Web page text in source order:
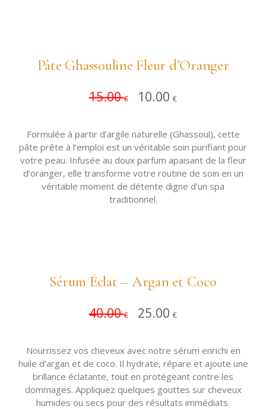
Pâte Ghassouline Fleur d’Oranger
15.00€ 10.00€
Formulée à partir d’argile naturelle (Ghassoul), cette
pâte prête à l’emploi est un véritable soin purifiant pour
votre peau. Infusée au doux parfum apaisant de la fleur
d’oranger, elle transforme votre routine de soin en un
véritable moment de détente digne d’un spa
traditionnel.
Sérum Éclat – Argan et Coco
40.00€ 25.00€
Nourrissez vos cheveux avec notre sérum enrichi en
huile d’argan et de coco. Il hydrate, répare et ajoute une
brillance éclatante, tout en protégeant contre les
dommages. Appliquez quelques gouttes sur cheveux
humides ou secs pour des résultats immédiats.